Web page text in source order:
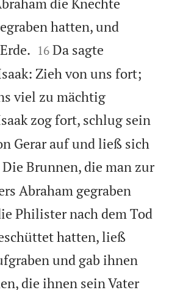
hatten, und


16 Da sagte
Zieh von uns fort;
viel zu mächtig
zog fort, schlug sein
Gerar auf und ließ sich
Die Brunnen, die man zur
Abraham gegraben
Philister nach dem Tod
hatten, ließ
und gab ihnen
die ihnen sein Vater